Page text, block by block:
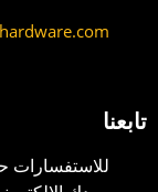
تابعنا
للاستفسارات